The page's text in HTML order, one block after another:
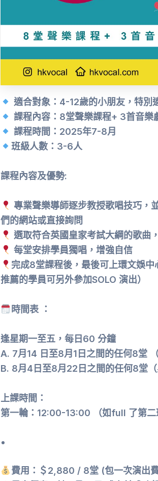
適合對象：4-12歲的小朋友，特別
課程內容：8堂聲樂課程+ 3首音樂
課程時間：2025年7-8月
班級人數：3-6人
課程內容及優勢:
專業聲樂導師逐步教授歌唱技巧，
們的網站或直接詢問
選取符合英國皇家考試大綱的歌曲
每堂安排學員獨唱，增強自信
完成8堂課程後，最後可上環文娛
推薦的學員可另外參加SOLO 演出）
時間表 ：
逢星期一至五，每日60 分鐘
A. 7月14 日至8月1日之間的任何8堂 （
B. 8月4日至8月22日之間的任何8堂（
上課時間：
第一輪：12:00-13:00 （如full 了第二
費用：＄2,880 / 8堂 (包一次演出費